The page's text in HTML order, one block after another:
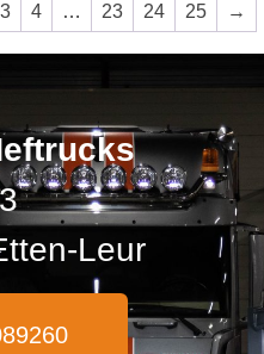
3 4 … 23 24 25 →
Leur